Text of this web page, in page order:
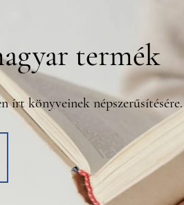
termék
írt könyveinek népszerűsítésére.